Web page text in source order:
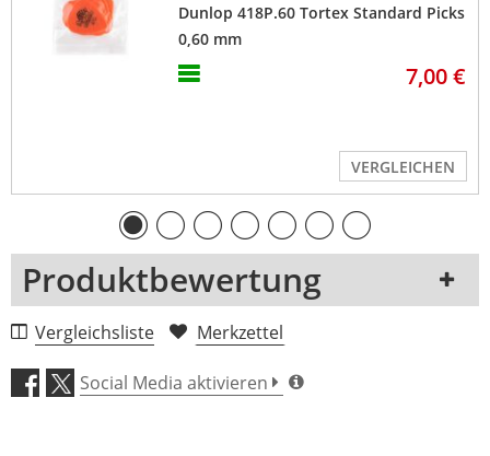
Dunlop 418P.60 Tortex Standard Picks
0,60 mm
7,00 €
VERGLEICHEN
Produktbewertung
1 Rezension
5 Sterne
4 Sterne
Vergleichsliste Merkzettel
Social Media aktivieren